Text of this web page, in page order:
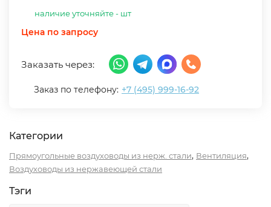
наличие уточняйте - шт
Цена по запросу
Заказать через:
Заказ по телефону: +7 (495) 999-16-92
Категории
Прямоугольные воздуховоды из нерж. стали, Вентиляция,
Воздуховоды из нержавеющей стали
Тэги